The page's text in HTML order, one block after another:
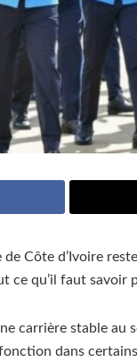
Côte d’Ivoire
qu’il faut savoir
carrière stable au
dans